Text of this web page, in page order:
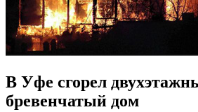
В Уфе сгорел
бревенчатый дом